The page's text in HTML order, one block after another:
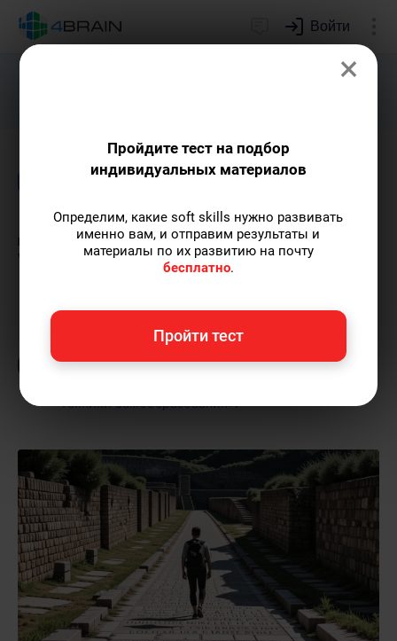
Войти
Подарим индивидуальный план
Time management
Дорогу осилит идущий.
Viam supervadet vadens
Сергей Крутько — ex-редактор 4brain,
автор тренингов, статей и обзоров.
статьи по теме«Time management»и не
техники самообразования».
×
Пройдите тест на подбор
индивидуальных материалов
Определим, какие soft skills нужно развивать
именно вам, и отправим результаты и
материалы по их развитию на почту
бесплатно.
Пройти тест